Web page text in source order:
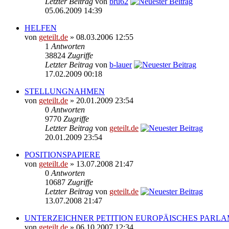
05.06.2009 14:39
HELFEN
von geteilt.de » 08.03.2006 12:55
1 Antworten
38824 Zugriffe
Letzter Beitrag von b-lauer
17.02.2009 00:18
STELLUNGNAHMEN
von geteilt.de » 20.01.2009 23:54
0 Antworten
9770 Zugriffe
Letzter Beitrag von geteilt.de
20.01.2009 23:54
POSITIONSPAPIERE
von geteilt.de » 13.07.2008 21:47
0 Antworten
10687 Zugriffe
Letzter Beitrag von geteilt.de
13.07.2008 21:47
UNTERZEICHNER PETITION EUROPÄISCHES